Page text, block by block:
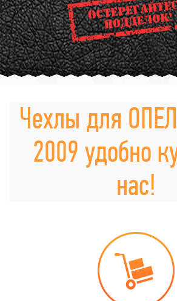
Чехлы для
2009 удобно
нас!